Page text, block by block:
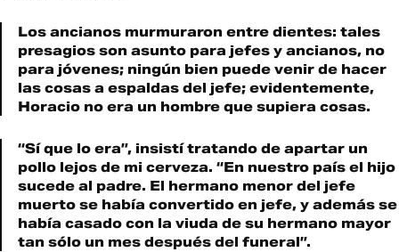
Los ancianos murmuraron entre dientes: tales
presagios son asunto para jefes y ancianos, no
para jóvenes; ningún bien puede venir de hacer
las cosas a espaldas del jefe; evidentemente,
Horacio no era un hombre que supiera cosas.
“Sí que lo era”, insistí tratando de apartar un
pollo lejos de mi cerveza. “En nuestro país el hijo
sucede al padre. El hermano menor del jefe
muerto se había convertido en jefe, y además se
había casado con la viuda de su hermano mayor
tan sólo un mes después del funeral”.